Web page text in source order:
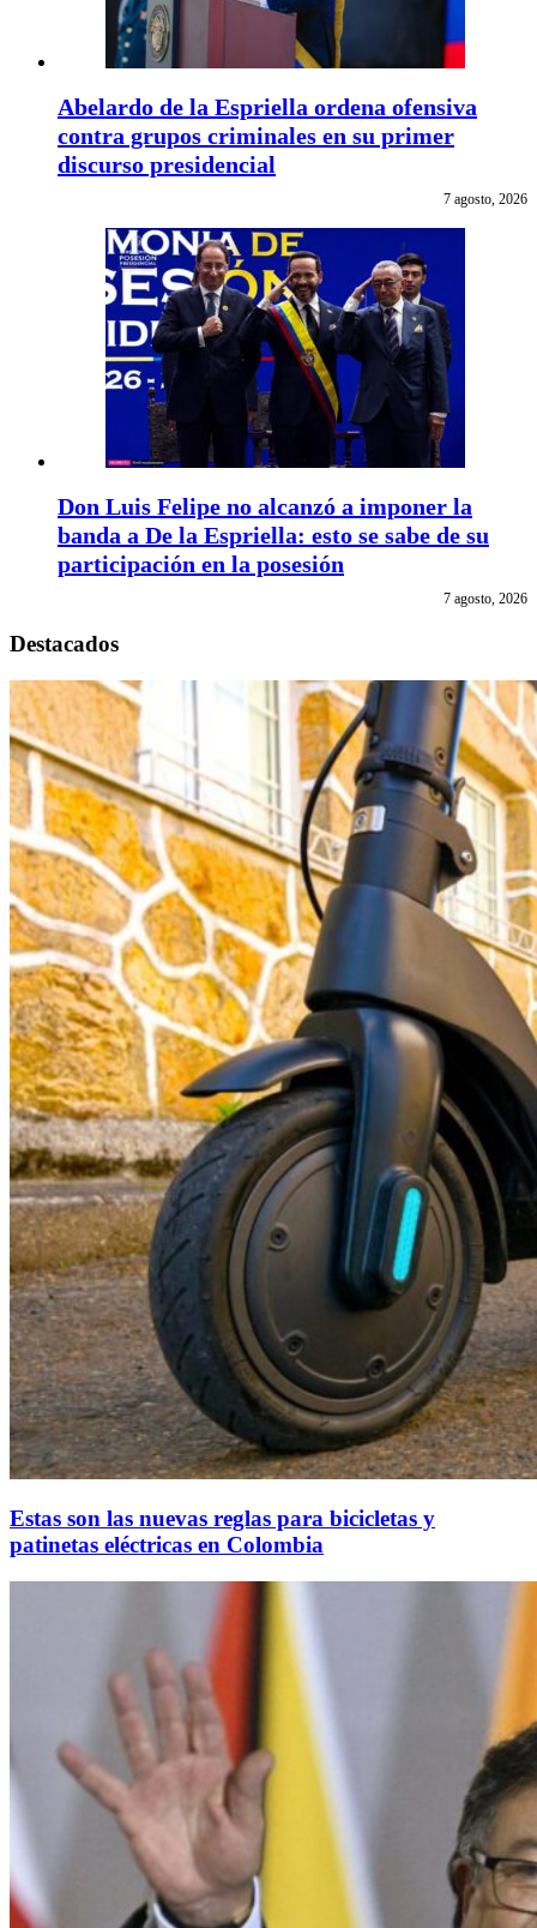
Abelardo de la Espriella ordena ofensiva
contra grupos criminales en su primer
discurso presidencial
7 agosto, 2026
Don Luis Felipe no alcanzó a imponer la
banda a De la Espriella: esto se sabe de su
participación en la posesión
7 agosto, 2026
Destacados
Estas son las nuevas reglas para bicicletas y
patinetas eléctricas en Colombia